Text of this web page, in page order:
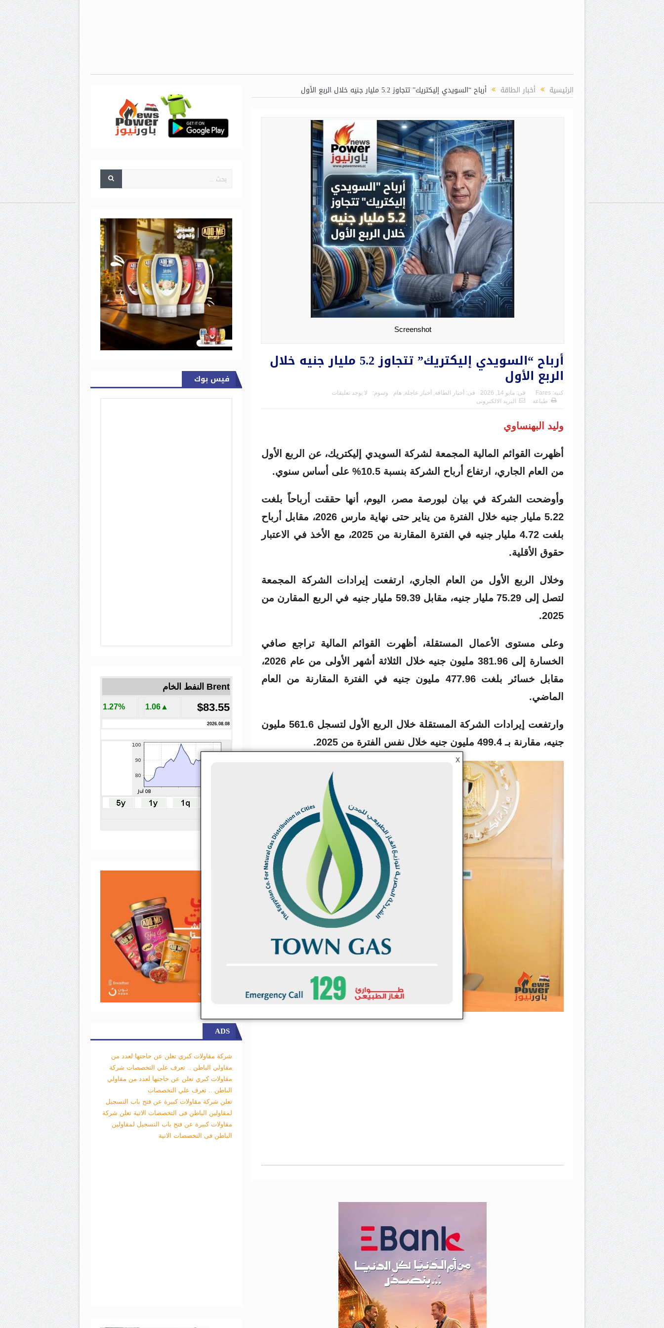
الرئيسية أخبار الطاقة أرباح “السويدي إليكتريك” تتجاوز 5.2 مليار جنيه خلال الربع الأول
Screenshot
أرباح “السويدي إليكتريك” تتجاوز 5.2 مليار جنيه خلال
الربع الأول
كتبه: Fares فى: مايو 14, 2026 فى: أخبار الطاقة أخبار عاجلة هام وسوم:
لا يوجد تعليقات
طباعة
البريد الالكترونى
وليد البهنساوي
أظهرت القوائم المالية المجمعة لشركة السويدي إليكتريك، عن الربع الأول
من العام الجاري، ارتفاع أرباح الشركة بنسبة 10.5% على أساس سنوي.
وأوضحت الشركة في بيان لبورصة مصر، اليوم، أنها حققت أرباحاً بلغت
5.22 مليار جنيه خلال الفترة من يناير حتى نهاية مارس 2026، مقابل أرباح
بلغت 4.72 مليار جنيه في الفترة المقارنة من 2025، مع الأخذ في الاعتبار
حقوق الأقلية.
وخلال الربع الأول من العام الجاري، ارتفعت إيرادات الشركة المجمعة
لتصل إلى 75.29 مليار جنيه، مقابل 59.39 مليار جنيه في الربع المقارن من
2025.
وعلى مستوى الأعمال المستقلة، أظهرت القوائم المالية تراجع صافي
الخسارة إلى 381.96 مليون جنيه خلال الثلاثة أشهر الأولى من عام 2026،
مقابل خسائر بلغت 477.96 مليون جنيه في الفترة المقارنة من العام
الماضي.
وارتفعت إيرادات الشركة المستقلة خلال الربع الأول لتسجل 561.6 مليون
جنيه، مقارنة بـ 499.4 مليون جنيه خلال نفس الفترة من 2025.
فيس بوك
Brent النفط الخام
$83.55
▲1.06
1.27%
2026.08.08
ADS
شركة مقاولات كبري تعلن عن حاجتها لعدد من
مقاولي الباطن .. تعرف علي التخصصات شركة
مقاولات كبري تعلن عن حاجتها لعدد من مقاولي
الباطن .. تعرف علي التخصصات
تعلن شركة مقاولات كبيرة عن فتح باب التسجيل
لمقاولين الباطن فى التخصصات الاتية تعلن شركة
مقاولات كبيرة عن فتح باب التسجيل لمقاولين
الباطن فى التخصصات الاتية
X